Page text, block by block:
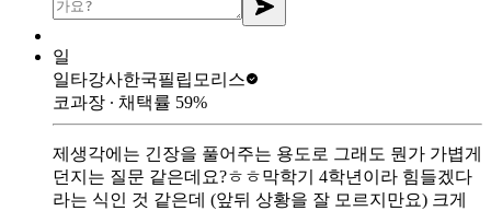
일
일타강사한국필립모리스
코과장 ∙ 채택률 59%
제생각에는 긴장을 풀어주는 용도로 그래도 뭔가 가볍게
던지는 질문 같은데요?ㅎㅎ막학기 4학년이라 힘들겠다
라는 식인 것 같은데 (앞뒤 상황을 잘 모르지만요) 크게